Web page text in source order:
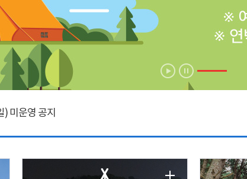
) 미운영 공지
및 안정화에 따른 서비스 이용 제한 안내